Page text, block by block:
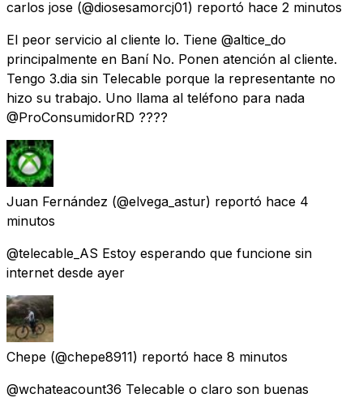
carlos jose (@diosesamorcj01) reportó hace 2 minutos
El peor servicio al cliente lo. Tiene @altice_do
principalmente en Baní No. Ponen atención al cliente.
Tengo 3.dia sin Telecable porque la representante no
hizo su trabajo. Uno llama al teléfono para nada
@ProConsumidorRD ????
Juan Fernández (@elvega_astur) reportó hace 4
minutos
@telecable_AS Estoy esperando que funcione sin
internet desde ayer
Chepe (@chepe8911) reportó hace 8 minutos
@wchateacount36 Telecable o claro son buenas